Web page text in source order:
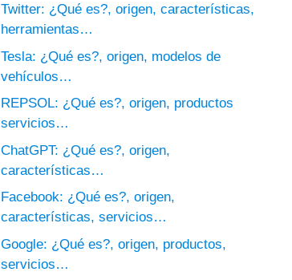
Twitter: ¿Qué es?, origen, características,
herramientas…
Tesla: ¿Qué es?, origen, modelos de
vehículos…
REPSOL: ¿Qué es?, origen, productos
servicios…
ChatGPT: ¿Qué es?, origen,
características…
Facebook: ¿Qué es?, origen,
características, servicios…
Google: ¿Qué es?, origen, productos,
servicios…